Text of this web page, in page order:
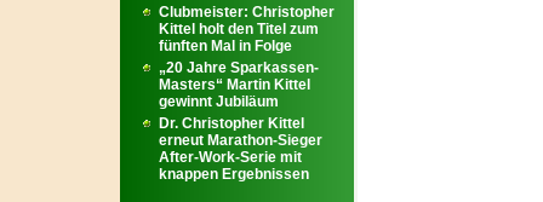
Clubmeister: Christopher
Kittel holt den Titel zum
fünften Mal in Folge
„20 Jahre Sparkassen-
Masters“ Martin Kittel
gewinnt Jubiläum
Dr. Christopher Kittel
erneut Marathon-Sieger
After-Work-Serie mit
knappen Ergebnissen